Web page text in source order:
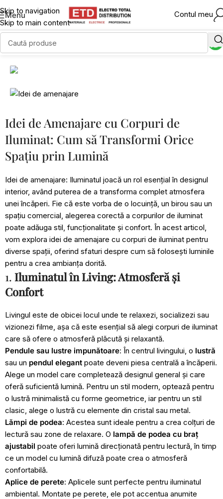
Skip to navigation
Skip to main content
Menu Contul meu
Colectia Maserlo Eglo
Vezi Colectia
Colectia Pasteri Eglo
Vezi Colectia
Idei de Amenajare cu Corpuri de
Iluminat: Cum să Transformi Orice
Spațiu prin Lumină
Idei de amenajare: Iluminatul joacă un rol esențial în designul
interior, având puterea de a transforma complet atmosfera
unei încăperi. Fie că este vorba de o locuință, un birou sau un
spațiu comercial, alegerea corectă a corpurilor de iluminat
poate adăuga stil, funcționalitate și confort. În acest articol,
vom explora idei de amenajare cu corpuri de iluminat pentru
diverse spații, oferind sfaturi despre cum să folosești luminile
pentru a crea ambianța dorită.
1. Iluminatul în Living: Atmosferă și
Confort
Livingul este de obicei locul unde te relaxezi, socializezi sau
vizionezi filme, așa că este esențial să alegi corpuri de iluminat
care să ofere o atmosferă plăcută și relaxantă.
Pendule sau lustre impunătoare: În centrul livingului, o lustră
sau un pendul elegant poate deveni piesa centrală a încăperii.
Alege un model care completează designul general și care
oferă suficientă lumină. Pentru un stil modern, optează pentru
o lustră minimalistă cu forme geometrice, iar pentru un stil
clasic, alege o lustră cu elemente din cristal sau metal.
Lămpi de podea: Acestea sunt ideale pentru a crea colțuri de
lectură sau zone de relaxare. O lampă de podea cu braț
ajustabil poate oferi lumină direcționată pentru lectură, în timp
ce un model cu lumină difuză poate crea o atmosferă
confortabilă.
Aplice de perete: Aplicele sunt perfecte pentru iluminatul
ambiental. Montate pe perete, ele pot accentua anumite